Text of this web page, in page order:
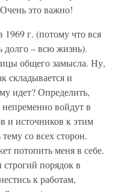
это важно!
1969 г. (потому что вся
долго – всю жизнь).
общего замысла. Ну,
складывается и
идет? Определить,
непременно войдут в
и источников к этим
со всех сторон.
потопить меня в себе.
строгий порядок в
к работам,